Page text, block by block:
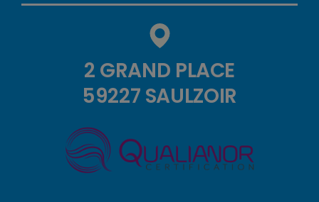
2 GRAND PLACE
59227 SAULZOIR